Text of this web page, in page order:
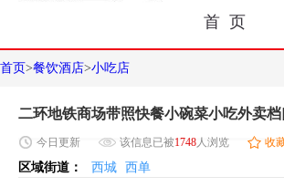
首 页
首页>餐饮酒店>小吃店
二环地铁商场带照快餐小碗菜小吃外卖
今日 更新 该信息已被1748人浏览 收
区域街道： 西城 西单